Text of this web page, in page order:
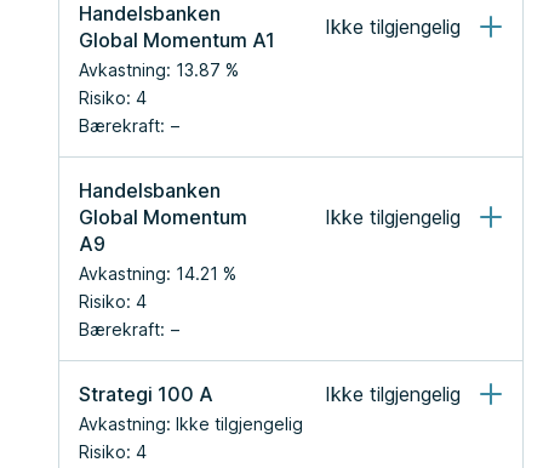
Handelsbanken
Global Momentum A1
Avkastning: 13.87 %
Risiko: 4
Bærekraft:
Ikke tilgjengelig
Handelsbanken
Global Momentum
A9
Avkastning: 14.21 %
Risiko: 4
Bærekraft:
Ikke tilgjengelig
Strategi 100 A
Avkastning: Ikke tilgjengelig
Risiko: 4
Ikke tilgjengelig